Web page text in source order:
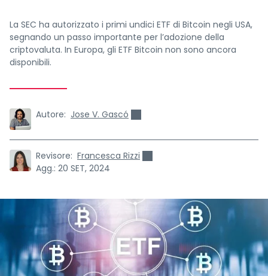
La SEC ha autorizzato i primi undici ETF di Bitcoin negli USA,
segnando un passo importante per l’adozione della
criptovaluta. In Europa, gli ETF Bitcoin non sono ancora
disponibili.
Autore: Jose V. Gascó
Revisore: Francesca Rizzi
Agg.: 20 SET, 2024